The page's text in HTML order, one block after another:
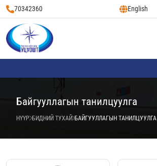
70342360 English
Байгууллагын танилцуулга
НҮҮР БИДНИЙ ТУХАЙ БАЙГУУЛЛАГЫН ТАНИЛЦУУЛГА